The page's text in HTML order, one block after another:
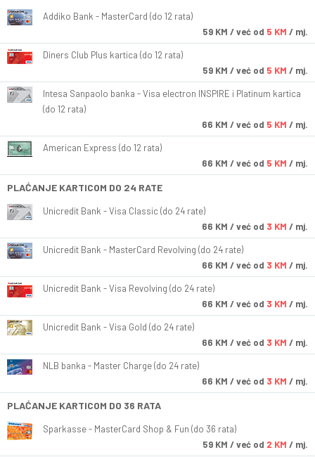
Addiko Bank - MasterCard (do 12 rata)
59 KM / već od 5 KM / mj.
Diners Club Plus kartica (do 12 rata)
59 KM / već od 5 KM / mj.
Intesa Sanpaolo banka - Visa electron INSPIRE i Platinum kartica
(do 12 rata)
66 KM / već od 5 KM / mj.
American Express (do 12 rata)
66 KM / već od 5 KM / mj.
PLAĆANJE KARTICOM DO 24 RATE
Unicredit Bank - Visa Classic (do 24 rate)
66 KM / već od 3 KM / mj.
Unicredit Bank - MasterCard Revolving (do 24 rate)
66 KM / već od 3 KM / mj.
Unicredit Bank - Visa Revolving (do 24 rate)
66 KM / već od 3 KM / mj.
Unicredit Bank - Visa Gold (do 24 rate)
66 KM / već od 3 KM / mj.
NLB banka - Master Charge (do 24 rate)
66 KM / već od 3 KM / mj.
PLAĆANJE KARTICOM DO 36 RATA
Sparkasse - MasterCard Shop & Fun (do 36 rata)
59 KM / već od 2 KM / mj.